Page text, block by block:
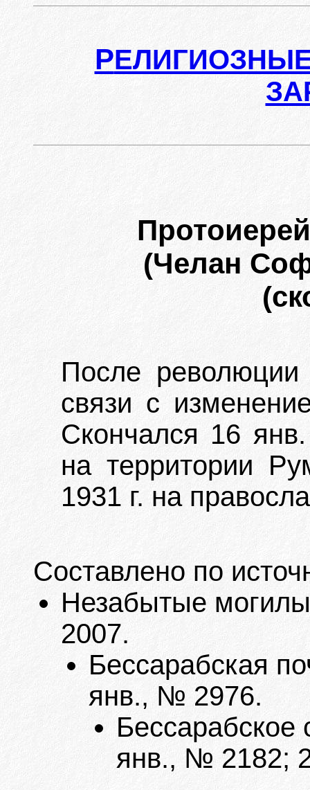
Р
(Челан
После
связи с
Скончался 16
на территории
1931 г. на
Составлено по
Незабытые
2007.
Бессарабская
янв., № 2976.
янв., № 2182;